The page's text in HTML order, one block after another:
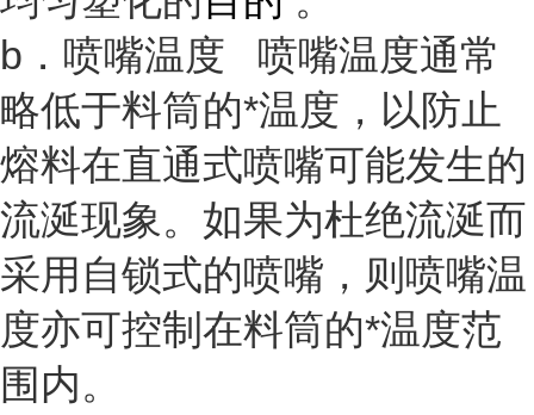
b．喷嘴温度 喷嘴温度通常
略低于料筒的*温度，以防止
熔料在直通式喷嘴可能发生的
流涎现象。如果为杜绝流涎而
采用自锁式的喷嘴，则喷嘴温
度亦可控制在料筒的*温度范
围内。